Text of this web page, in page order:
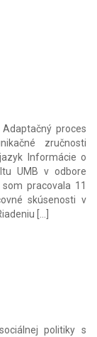
proces
zručnosti
Informácie o
UMB v odbore
pracovala 11
skúsenosti v
[…]
politiky s